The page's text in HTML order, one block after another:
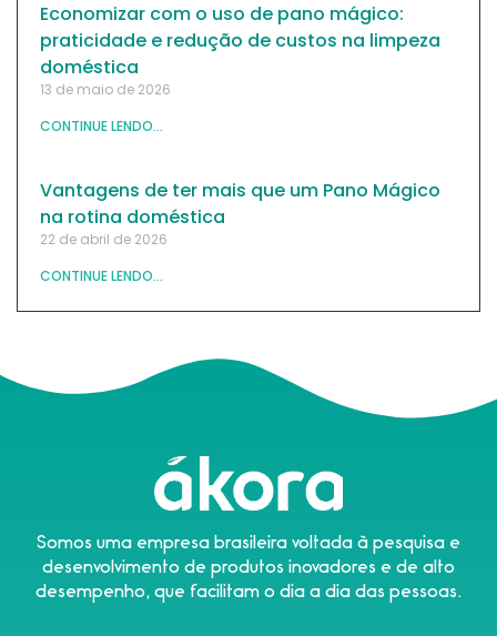
Economizar com o uso de pano mágico:
praticidade e redução de custos na limpeza
doméstica
13 de maio de 2026
CONTINUE LENDO...
Vantagens de ter mais que um Pano Mágico
na rotina doméstica
22 de abril de 2026
CONTINUE LENDO...
Somos uma empresa brasileira voltada à pesquisa e
desenvolvimento de produtos inovadores e de alto
desempenho, que facilitam o dia a dia das pessoas.